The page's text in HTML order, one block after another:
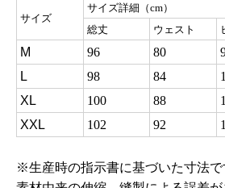
サイズ
サイズ詳細（cm）
総丈
ウェスト
M 96 80
L
98 84
XL
100 88
XXL
102 92
※生産時の指示書に基づいた寸法